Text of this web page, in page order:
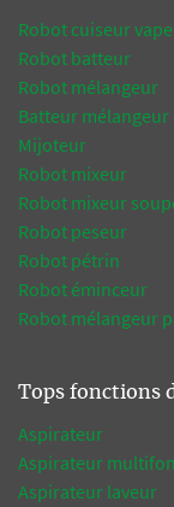
Robot cuiseur
Robot batteur
Robot mélangeur
Batteur mélangeur
Mijoteur
Robot mixeur
Robot mixeur
Robot peseur
Robot pétrin
Robot éminceur
Robot mélangeur
Tops fonctions
Aspirateur
Aspirateur
Aspirateur laveur